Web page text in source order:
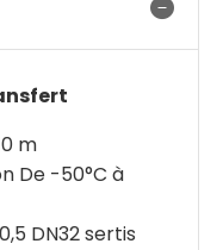
m
De -50°C à
DN32 sertis